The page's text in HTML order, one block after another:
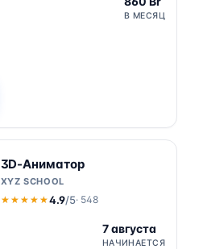
В МЕСЯЦ
3D-Аниматор
XYZ SCHOOL
★★★★★
★★★★★4.9/5· 548
7 августа
НАЧИНАЕТСЯ